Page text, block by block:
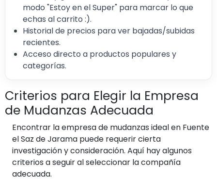
modo "Estoy en el Super" para marcar lo que
echas al carrito :).
Historial de precios para ver bajadas/subidas
recientes.
Acceso directo a productos populares y
categorías.
Criterios para Elegir la Empresa
de Mudanzas Adecuada
Encontrar la empresa de mudanzas ideal en Fuente
el Saz de Jarama puede requerir cierta
investigación y consideración. Aquí hay algunos
criterios a seguir al seleccionar la compañía
adecuada.